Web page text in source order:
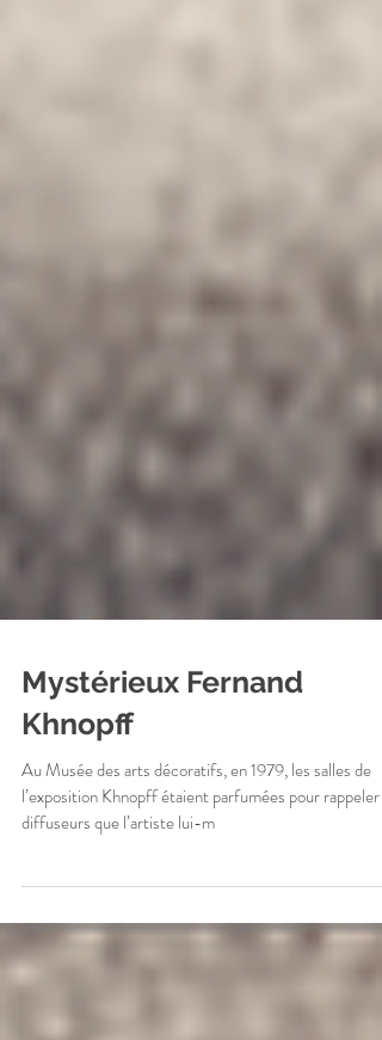
Mystérieux Fernand
Khnopff
Au Musée des arts décoratifs, en 1979, les salles de
diffuseurs que l’artiste lui-m